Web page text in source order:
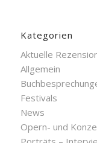
Kategorien
Aktuelle
Allgemein
Festivals
News
Opern- und